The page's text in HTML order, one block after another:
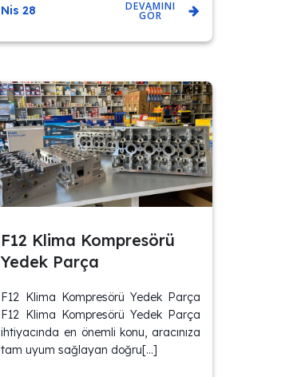
Nis 28 DEVAMINI
GÖR
F12 Klima Kompresörü
Yedek Parça
F12 Klima Kompresörü Yedek Parça
F12 Klima Kompresörü Yedek Parça
ihtiyacında en önemli konu, aracınıza
tam uyum sağlayan doğru[…]